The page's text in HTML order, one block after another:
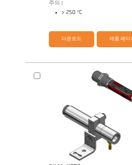
주의 :
> 250 °C
다운로드 제품 페이